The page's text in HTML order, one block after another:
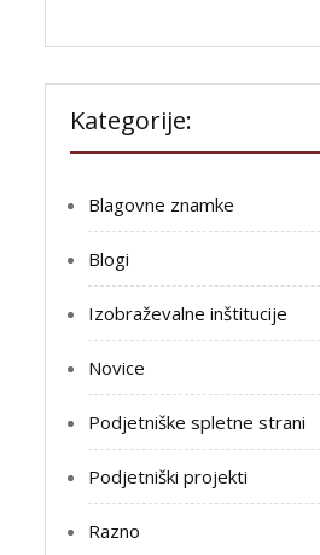
Kategorije:
Blagovne znamke
Blogi
Izobraževalne inštitucije
Novice
Podjetniške spletne strani
Podjetniški projekti
Razno